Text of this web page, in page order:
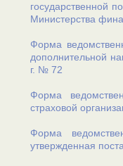
государственной
Министерства
Форма
дополнительной
г. № 72
Форма
страховой
Форма
утвержденная